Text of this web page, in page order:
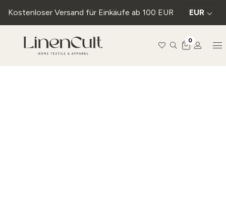
Kostenloser Versand für Einkäufe ab 100 EUR EUR
0